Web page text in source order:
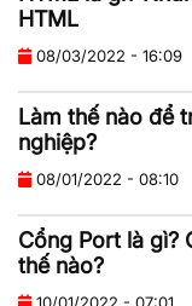
HTML
08/03/2022 - 16:09
Làm thế nào để
nghiệp?
08/01/2022 - 08:10
Cổng Port là gì?
thế nào?